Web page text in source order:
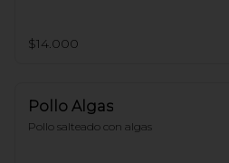
$14.000
Pollo Algas
Pollo salteado con algas